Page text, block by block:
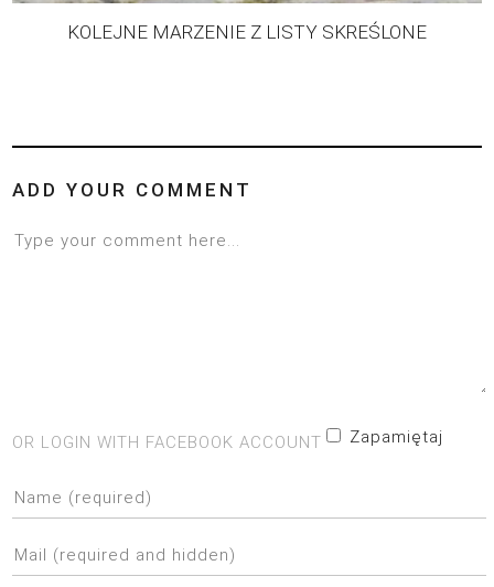
KOLEJNE MARZENIE Z LISTY SKREŚLONE
ADD YOUR COMMENT
OR LOGIN WITH FACEBOOK ACCOUNT Zapamiętaj